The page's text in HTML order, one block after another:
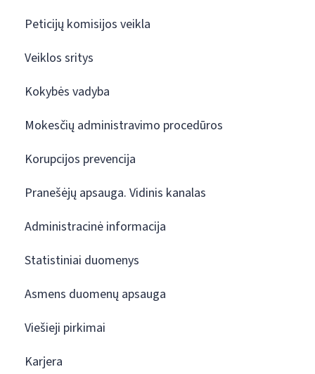
Peticijų komisijos veikla
Veiklos sritys
Kokybės vadyba
Mokesčių administravimo procedūros
Korupcijos prevencija
Pranešėjų apsauga. Vidinis kanalas
Administracinė informacija
Statistiniai duomenys
Asmens duomenų apsauga
Viešieji pirkimai
Karjera